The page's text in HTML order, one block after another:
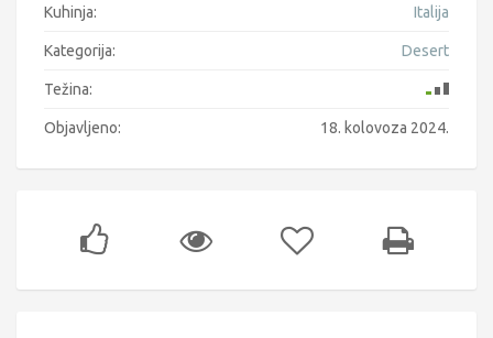
Kuhinja: Italija
Kategorija: Desert
Težina:
Objavljeno: 18. kolovoza 2024.